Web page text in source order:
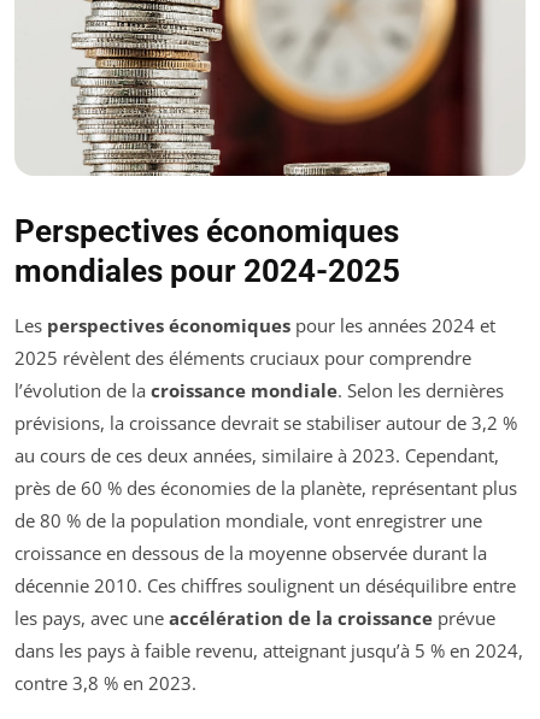
Perspectives économiques
mondiales pour 2024-2025
Les perspectives économiques pour les années 2024 et
2025 révèlent des éléments cruciaux pour comprendre
l’évolution de la croissance mondiale. Selon les dernières
prévisions, la croissance devrait se stabiliser autour de 3,2 %
au cours de ces deux années, similaire à 2023. Cependant,
près de 60 % des économies de la planète, représentant plus
de 80 % de la population mondiale, vont enregistrer une
croissance en dessous de la moyenne observée durant la
décennie 2010. Ces chiffres soulignent un déséquilibre entre
les pays, avec une accélération de la croissance prévue
dans les pays à faible revenu, atteignant jusqu’à 5 % en 2024,
contre 3,8 % en 2023.